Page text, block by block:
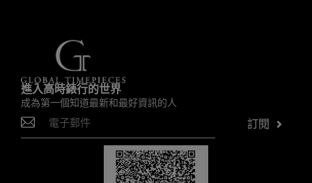
進入高時錶行的世界
成為第一個知道最新和最好資訊的人
訂閱